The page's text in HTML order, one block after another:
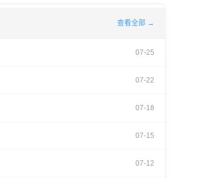
查看全部 →
07-25
07-22
07-18
07-15
07-12